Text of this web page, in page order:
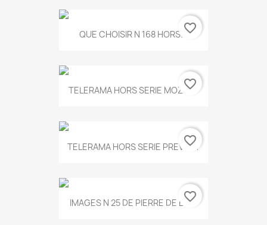
QUE CHOISIR N 168 HORS...favorite_border
TELERAMA HORS SERIE MOZART
favorite_border
TELERAMA HORS SERIE PREVERT
favorite_border
IMAGES N 25 DE PIERRE DE BOIS
favorite_border